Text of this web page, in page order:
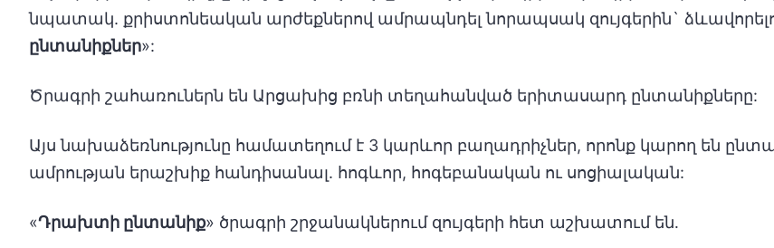
նպատակ. քրիստոնեական արժեքներով ամրապնդել նորապսակ զույգերին`
ընտանիքներ»:
Ծրագրի շահառուներն են Արցախից բռնի տեղահանված երիտասարդ ընտանիքները:
Այս նախաձեռնությունը համատեղում է 3 կարևոր բաղադրիչներ, որոնք կարող են
ամրության երաշխիք հանդիսանալ. հոգևոր, հոգեբանական ու սոցիալական:
«Դրախտի ընտանիք» ծրագրի շրջանակներում զույգերի հետ աշխատում են․